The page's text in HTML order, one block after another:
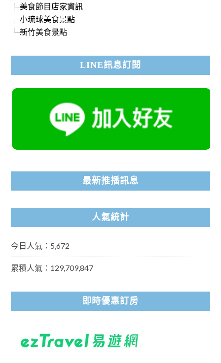
美食節目店家資訊
小琉球美食景點
新竹美食景點
LINE訊息訂閱
最新推播訊息
人氣統計
今日人氣：5,672
累積人氣：129,709,847
即時優惠訂房